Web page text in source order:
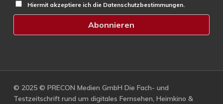
Hiermit akzeptiere ich die Datenschutzbestimmungen.
© 2025 © PRECON Medien GmbH Die Fach- und
Testzeitschrift rund um digitales Fernsehen, Heimkino &